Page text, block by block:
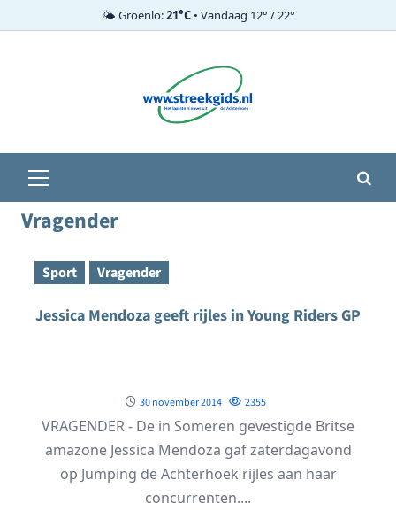
🌤️ Groenlo:21°C• Vandaag 12° / 22°
menu
Vragender
Sport Vragender
Jessica Mendoza geeft rijles in Young Riders GP
30 november 2014 2355
VRAGENDER - De in Someren gevestigde Britse
amazone Jessica Mendoza gaf zaterdagavond
op Jumping de Achterhoek rijles aan haar
concurrenten....